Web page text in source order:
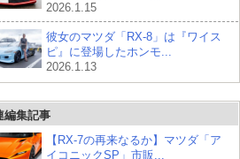
2026.1.15
彼女のマツダ「RX-8」は『ワイス
ピ』に登場したホンモ...
2026.1.13
編集記事
【RX-7の再来なるか】マツダ「ア
イコニックSP」市販...